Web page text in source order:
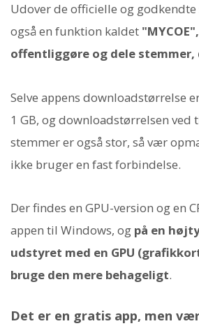
Udover de officielle og
også en funktion kaldet
offentliggøre og dele stemmer,
Selve appens downloadstørrelse
1 GB, og downloadstørrelsen ved
stemmer er også stor, så vær
ikke bruger en fast forbindelse.
Der findes en GPU-version og en
appen til Windows, og på en
udstyret med en GPU
bruge den mere behageligt.
Det er en gratis app, men